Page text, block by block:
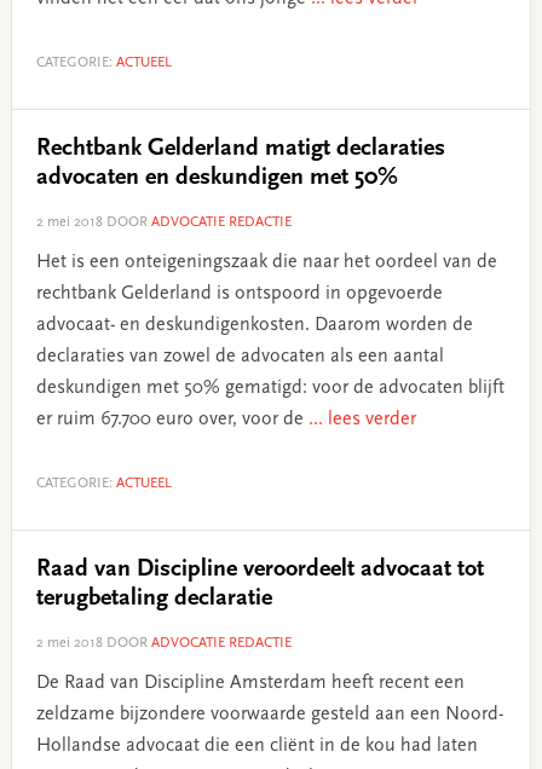
CATEGORIE: ACTUEEL
Rechtbank Gelderland matigt declaraties
advocaten en deskundigen met 50%
2 mei 2018DOOR ADVOCATIE REDACTIE
Het is een onteigeningszaak die naar het oordeel van de
rechtbank Gelderland is ontspoord in opgevoerde
advocaat- en deskundigenkosten. Daarom worden de
declaraties van zowel de advocaten als een aantal
deskundigen met 50% gematigd: voor de advocaten blijft
er ruim 67.700 euro over, voor de ... lees verder
CATEGORIE: ACTUEEL
Raad van Discipline veroordeelt advocaat tot
terugbetaling declaratie
2 mei 2018DOOR ADVOCATIE REDACTIE
De Raad van Discipline Amsterdam heeft recent een
zeldzame bijzondere voorwaarde gesteld aan een Noord-
Hollandse advocaat die een cliënt in de kou had laten